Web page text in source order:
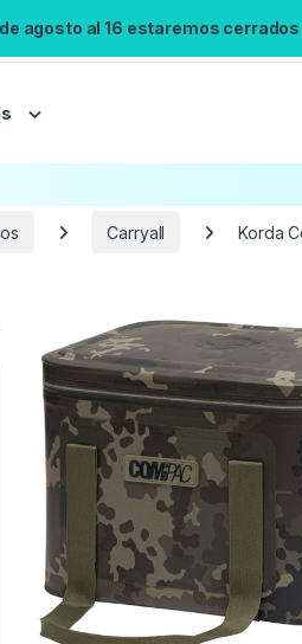
agosto al 16 estaremos
No se
Carryall Korda